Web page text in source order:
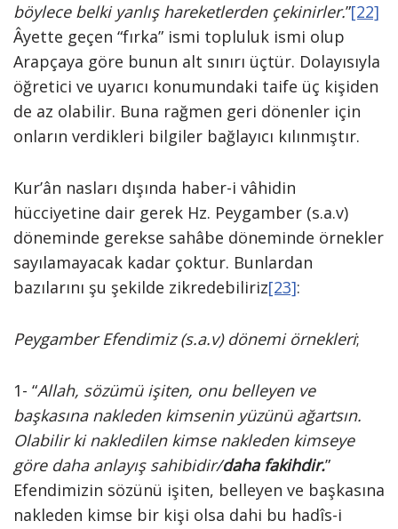
böylece belki yanlış hareketlerden çekinirler.”[22]
Âyette geçen “fırka” ismi topluluk ismi olup
Arapçaya göre bunun alt sınırı üçtür. Dolayısıyla
öğretici ve uyarıcı konumundaki taife üç kişiden
de az olabilir. Buna rağmen geri dönenler için
onların verdikleri bilgiler bağlayıcı kılınmıştır.
Kur’ân nasları dışında haber-i vâhidin
hücciyetine dair gerek Hz. Peygamber (s.a.v)
döneminde gerekse sahâbe döneminde örnekler
sayılamayacak kadar çoktur. Bunlardan
bazılarını şu şekilde zikredebiliriz[23]:
Peygamber Efendimiz (s.a.v) dönemi örnekleri;
1- “Allah, sözümü işiten, onu belleyen ve
başkasına nakleden kimsenin yüzünü ağartsın.
Olabilir ki nakledilen kimse nakleden kimseye
göre daha anlayış sahibidir/daha fakihdir.”
Efendimizin sözünü işiten, belleyen ve başkasına
nakleden kimse bir kişi olsa dahi bu hadîs-i